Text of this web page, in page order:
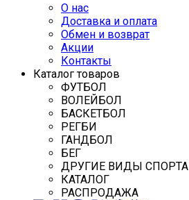
О нас
Доставка и оплата
Обмен и возврат
Акции
Контакты
Каталог товаров
ФУТБОЛ
ВОЛЕЙБОЛ
БАСКЕТБОЛ
РЕГБИ
ГАНДБОЛ
БЕГ
ДРУГИЕ ВИДЫ СПОРТА
КАТАЛОГ
РАСПРОДАЖА